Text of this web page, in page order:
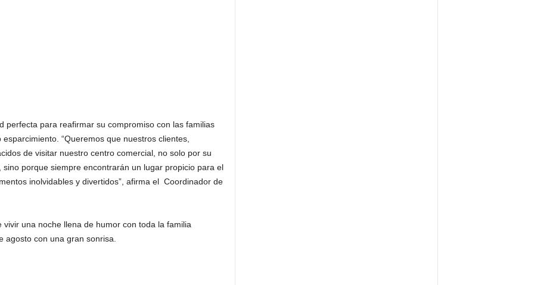
perfecta para reafirmar su compromiso con las familias
“Queremos que nuestros clientes,
de visitar nuestro centro comercial, no solo por su
porque siempre encontrarán un lugar propicio para el
inolvidables y divertidos”, afirma el Coordinador de
una noche llena de humor con toda la familia
agosto con una gran sonrisa.